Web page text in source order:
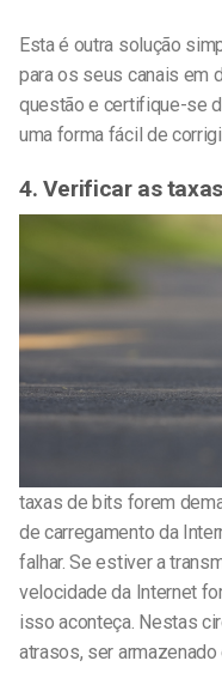
Esta é outra solução
para os seus canais em
questão e certifique-se
uma forma fácil de
4. Verificar as
taxas de bits forem
de carregamento da
falhar. Se estiver a
velocidade da Internet
isso aconteça. Nestas
atrasos, ser